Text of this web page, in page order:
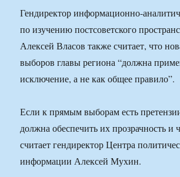
Гендиректор информационно-
по изучению постсоветского
Алексей Власов также считает, что
выборов главы региона “должна
исключение, а не как общее правило”.
Если к прямым выборам есть
должна обеспечить их прозрачность и
считает гендиректор Центра
информации Алексей Мухин.